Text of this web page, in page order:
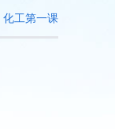
化工第一课